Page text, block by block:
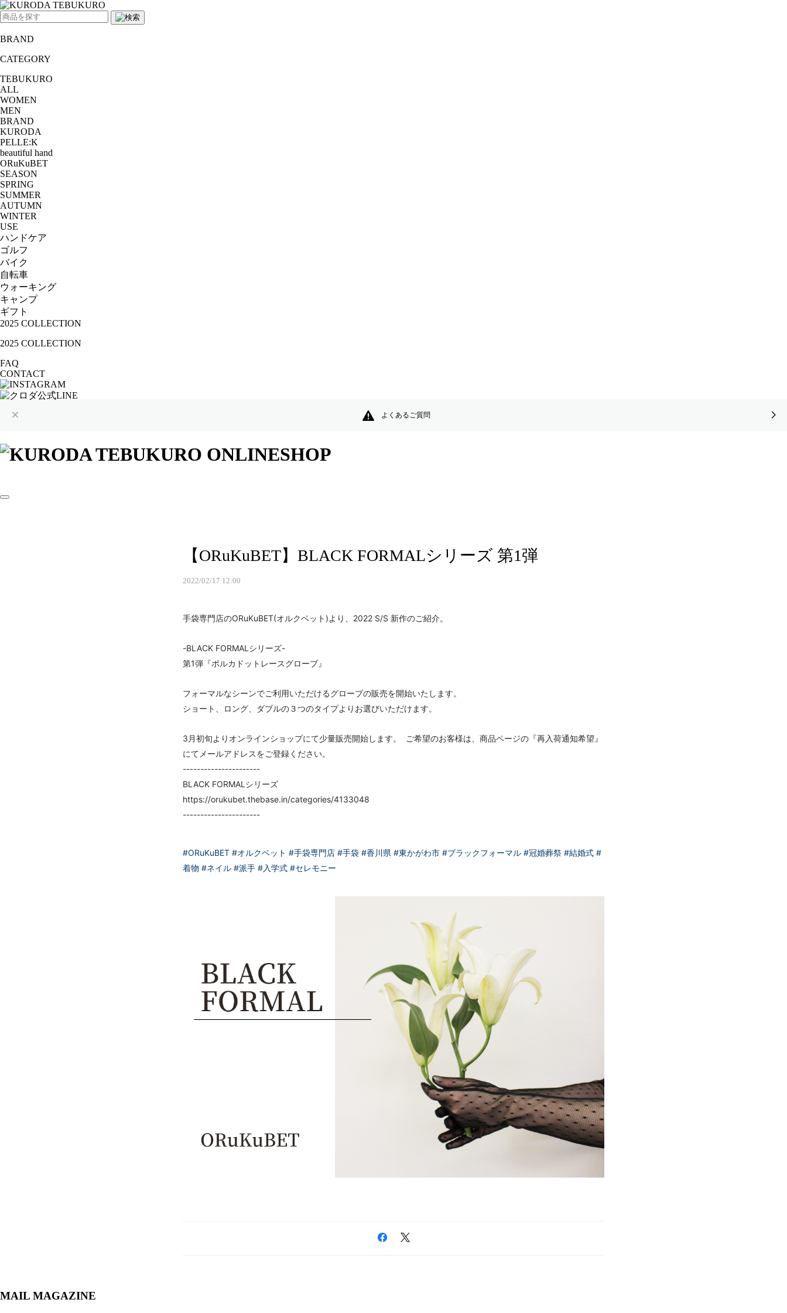
BRAND
CATEGORY
TEBUKURO
ALL
WOMEN
MEN
BRAND
KURODA
PELLE:K
beautiful hand
ORuKuBET
SEASON
SPRING
SUMMER
AUTUMN
WINTER
USE
ハンドケア
ゴルフ
バイク
自転車
ウォーキング
キャンプ
ギフト
2025 COLLECTION
2025 COLLECTION
FAQ
CONTACT
よくあるご質問
【ORuKuBET】BLACK FORMALシリーズ 第1弾
2022/02/17 12:00
手袋専門店のORuKuBET(オルクベット)より、2022 S/S 新作のご紹介。
-BLACK FORMALシリーズ-
第1弾『ポルカドットレースグローブ』
フォーマルなシーンでご利用いただけるグローブの販売を開始いたします。
ショート、ロング、ダブルの３つのタイプよりお選びいただけます。
3月初旬よりオンラインショップにて少量販売開始します。 ご希望のお客様は、商品ページの『再入荷通知希望』
にてメールアドレスをご登録ください。
----------------------
BLACK FORMALシリーズ
https://orukubet.thebase.in/categories/4133048
----------------------
#ORuKuBET #オルクベット #手袋専門店 #手袋 #香川県 #東かがわ市 #ブラックフォーマル #冠婚葬祭 #結婚式 #
着物 #ネイル #派手 #入学式 #セレモニー
MAIL MAGAZINE